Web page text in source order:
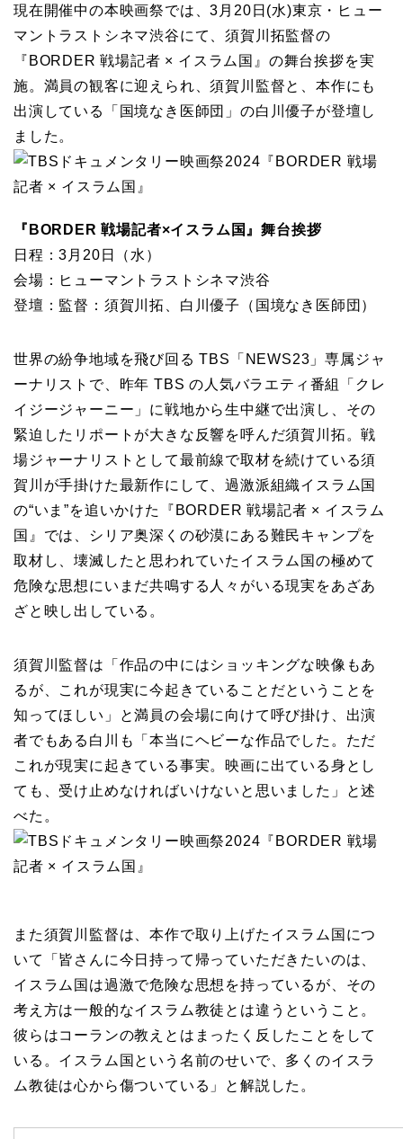
現在開催中の本映画祭では、3月20日(水)東京・ヒュー
マントラストシネマ渋谷にて、須賀川拓監督の
『BORDER 戦場記者 × イスラム国』の舞台挨拶を実
施。満員の観客に迎えられ、須賀川監督と、本作にも
出演している「国境なき医師団」の白川優子が登壇し
ました。
『BORDER 戦場記者×イスラム国』舞台挨拶
日程：3月20日（水）
会場：ヒューマントラストシネマ渋谷
登壇：監督：須賀川拓、白川優子（国境なき医師団）
世界の紛争地域を飛び回る TBS「NEWS23」専属ジャ
ーナリストで、昨年 TBS の人気バラエティ番組「クレ
イジージャーニー」に戦地から生中継で出演し、その
緊迫したリポートが大きな反響を呼んだ須賀川拓。戦
場ジャーナリストとして最前線で取材を続けている須
賀川が手掛けた最新作にして、過激派組織イスラム国
の“いま”を追いかけた『BORDER 戦場記者 × イスラム
国』では、シリア奥深くの砂漠にある難民キャンプを
取材し、壊滅したと思われていたイスラム国の極めて
危険な思想にいまだ共鳴する人々がいる現実をあざあ
ざと映し出している。
須賀川監督は「作品の中にはショッキングな映像もあ
るが、これが現実に今起きていることだということを
知ってほしい」と満員の会場に向けて呼び掛け、出演
者でもある白川も「本当にヘビーな作品でした。ただ
これが現実に起きている事実。映画に出ている身とし
ても、受け止めなければいけないと思いました」と述
べた。
また須賀川監督は、本作で取り上げたイスラム国につ
いて「皆さんに今日持って帰っていただきたいのは、
イスラム国は過激で危険な思想を持っているが、その
考え方は一般的なイスラム教徒とは違うということ。
彼らはコーランの教えとはまったく反したことをして
いる。イスラム国という名前のせいで、多くのイスラ
ム教徒は心から傷ついている」と解説した。